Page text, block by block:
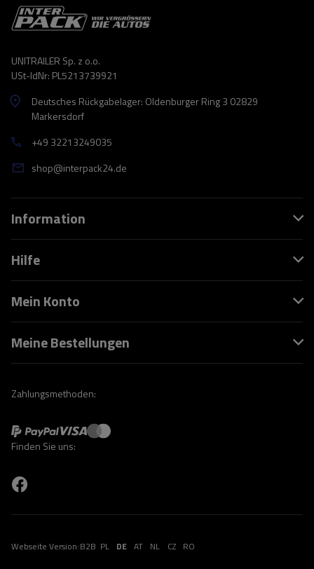
UNITRAILER Sp. z o.o.
USt-IdNr: PL5213739921
Deutsches Rückgabelager: Oldenburger Ring 3 02829
Markersdorf
+49 32213249035
shop@interpack24.de
Information
Hilfe
Mein Konto
Meine Bestellungen
Zahlungsmethoden:
Finden Sie uns:
Webseite Version:B2B PL DE AT NL CZ RO